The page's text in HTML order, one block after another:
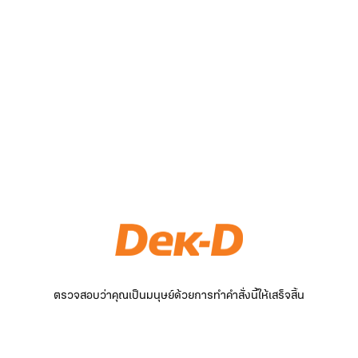
ตรวจสอบว่าคุณเป็นมนุษย์ด้วยการทำคำสั่งนี้ให้เสร็จสิ้น